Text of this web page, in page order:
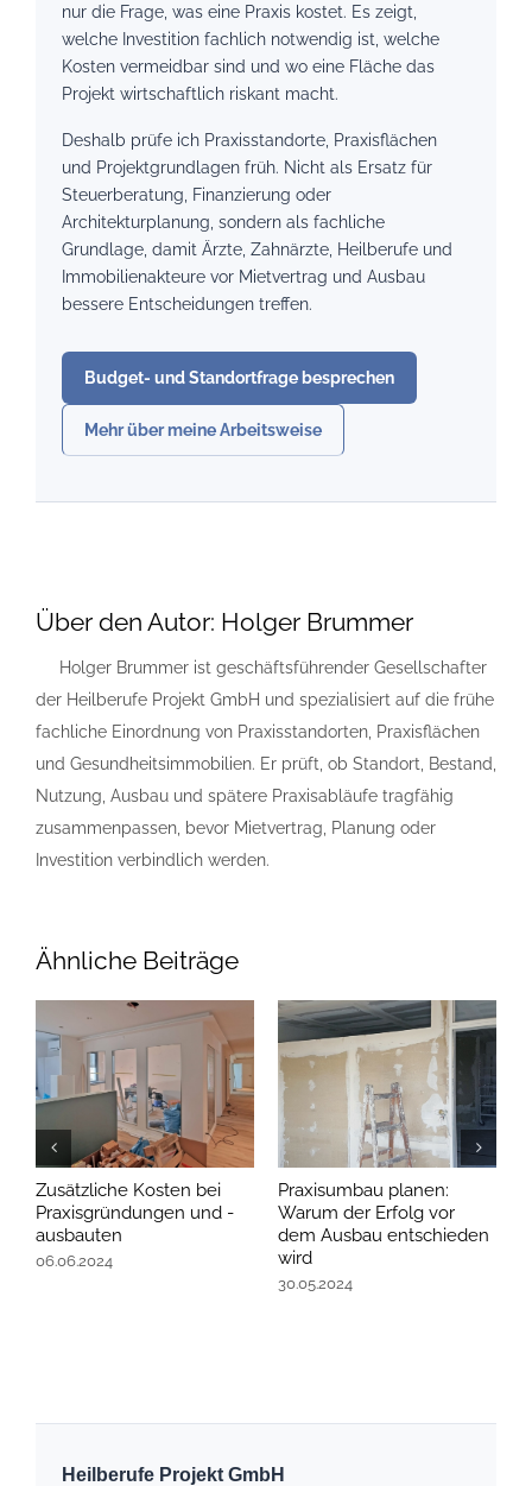
nur die Frage, was eine Praxis kostet. Es zeigt,
welche Investition fachlich notwendig ist, welche
Kosten vermeidbar sind und wo eine Fläche das
Projekt wirtschaftlich riskant macht.
Deshalb prüfe ich Praxisstandorte, Praxisflächen
und Projektgrundlagen früh. Nicht als Ersatz für
Steuerberatung, Finanzierung oder
Architekturplanung, sondern als fachliche
Grundlage, damit Ärzte, Zahnärzte, Heilberufe und
Immobilienakteure vor Mietvertrag und Ausbau
bessere Entscheidungen treffen.
Budget- und Standortfrage besprechen
Mehr über meine Arbeitsweise
Über den Autor: Holger Brummer
Holger Brummer ist geschäftsführender Gesellschafter
der Heilberufe Projekt GmbH und spezialisiert auf die frühe
fachliche Einordnung von Praxisstandorten, Praxisflächen
und Gesundheitsimmobilien. Er prüft, ob Standort, Bestand,
Nutzung, Ausbau und spätere Praxisabläufe tragfähig
zusammenpassen, bevor Mietvertrag, Planung oder
Investition verbindlich werden.
Ähnliche Beiträge
Zusätzliche Kosten bei
Praxisgründungen und -
ausbauten
06.06.2024
Praxisumbau planen:
Warum der Erfolg vor
dem Ausbau entschieden
wird
30.05.2024
Heilberufe Projekt GmbH